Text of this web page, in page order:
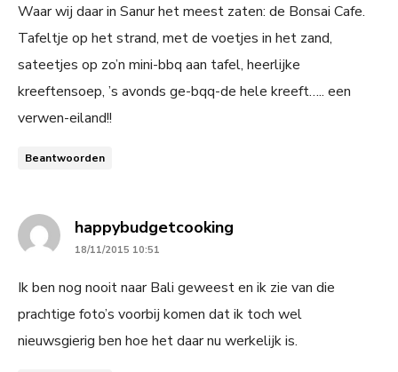
Waar wij daar in Sanur het meest zaten: de Bonsai Cafe.
Tafeltje op het strand, met de voetjes in het zand,
sateetjes op zo’n mini-bbq aan tafel, heerlijke
kreeftensoep, ’s avonds ge-bqq-de hele kreeft….. een
verwen-eiland!!
Beantwoorden
happybudgetcooking
18/11/2015 10:51
Ik ben nog nooit naar Bali geweest en ik zie van die
prachtige foto’s voorbij komen dat ik toch wel
nieuwsgierig ben hoe het daar nu werkelijk is.